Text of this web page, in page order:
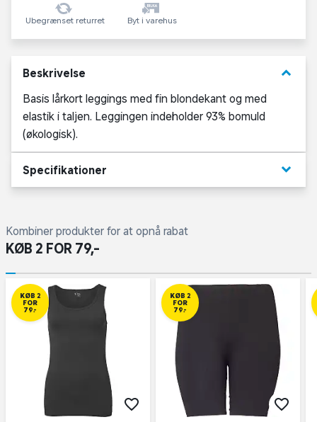
Ubegrænset returret Byt i varehus
Beskrivelse keyboard_arrow_down
Basis lårkort leggings med fin blondekant og med
elastik i taljen. Leggingen indeholder 93% bomuld
(økologisk).
Specifikationer keyboard_arrow_down
Kombiner produkter for at opnå rabat
KØB 2 FOR 79,-
KØB 2
FOR
79,-
KØB 2
FOR
79,-